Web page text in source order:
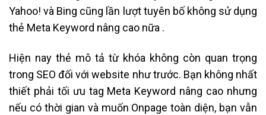
Yahoo! và Bing cũng lần lượt tuyên bố không sử dụng
thẻ Meta Keyword nâng cao nữa .
Hiện nay thẻ mô tả từ khóa không còn quan trọng
trong SEO đối với website như trước. Bạn không nhất
thiết phải tối ưu tag Meta Keyword nâng cao nhưng
nếu có thời gian và muốn Onpage toàn diện, bạn vẫn